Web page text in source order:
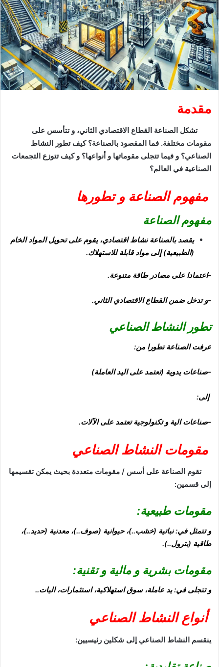
مقدمة
تشكل الصناعة القطاع الاقتصادي الثاني، و تتأسس على
مقومات مختلفة. فما المقصود بالصناعة؟ كيف تطور النشاط
الصناعي؟ و فيما تتجلى مقوماتها و أنواعها؟ و كيف تتوزع التجمعات
الصناعية في العالم؟
مفهوم الصناعة و تطورها
مفهوم الصناعة
يقصد بالصناعة نشاط اقتصادي، يقوم على تحويل المواد الخام
(الطبيعية) إلى مواد قابلة للاستهلاك.
-اعتمادا على مصادر طاقة متنوعة.
-و تدخل ضمن القطاعالاقتصادي الثاني.
تطور النشاط الصناعي
عرفت الصناعة تطورا من:
-صناعات يدوية (تعتمد على اليد العاملة)
إلى:
-صناعات اليةو تكنولوجية تعتمد على الآلات.
مقومات النشاط الصناعي
تقوم الصناعة على أسس / مقومات متعددة بحيث يمكن تقسيمها
إلى قسمين:
مقوماتطبيعية:
و تتمثل في: نباتية (خشب..)،حيوانية (صوف..)، معدنية (حديد..)،
طاقية (بترول..).
مقومات بشرية و مالية و تقنية:
و تتجلى في: يد عاملة،سوق استهلاكية،استثمارات،اليات..
أنواع النشاط الصناعي
ينقسم النشاط الصناعي إلى شكلين رئيسيين: